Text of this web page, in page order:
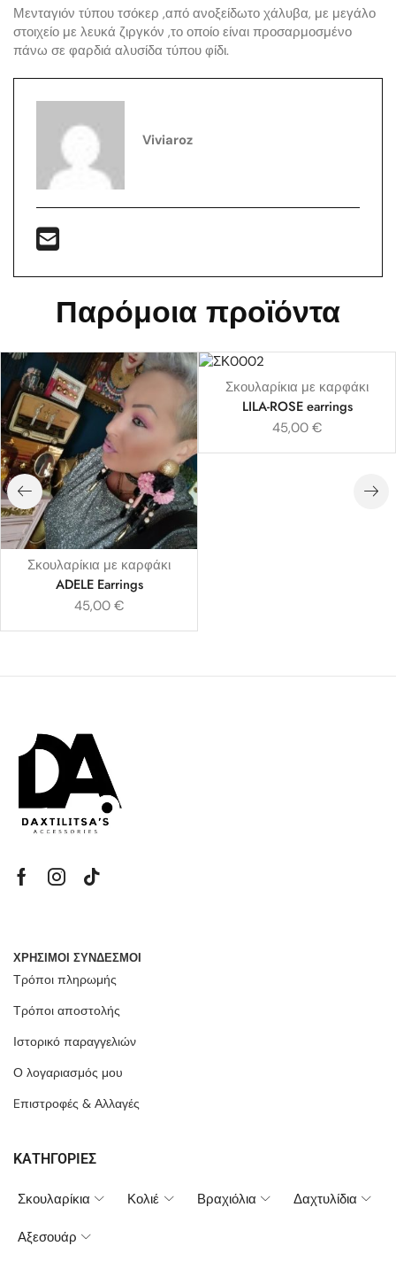
Μενταγιόν τύπου τσόκερ ,από ανοξείδωτο χάλυβα, με μεγάλο
στοιχείο με λευκά ζιργκόν ,το οποίο είναι προσαρμοσμένο
πάνω σε φαρδιά αλυσίδα τύπου φίδι.
Viviaroz
Παρόμοια προϊόντα
Σκουλαρίκια με καρφάκι
ADELE Earrings
45,00 €
Σκουλαρίκια με καρφάκι
LILA-ROSE earrings
45,00 €
ΧΡΗΣΙΜΟΙ ΣΥΝΔΕΣΜΟΙ
Τρόποι πληρωμής
Τρόποι αποστολής
Ιστορικό παραγγελιών
Ο λογαριασμός μου
Eπιστροφές & Αλλαγές
ΚΑΤΗΓΟΡΙΕΣ
Σκουλαρίκια Κολιέ Βραχιόλια Δαχτυλίδια
Αξεσουάρ